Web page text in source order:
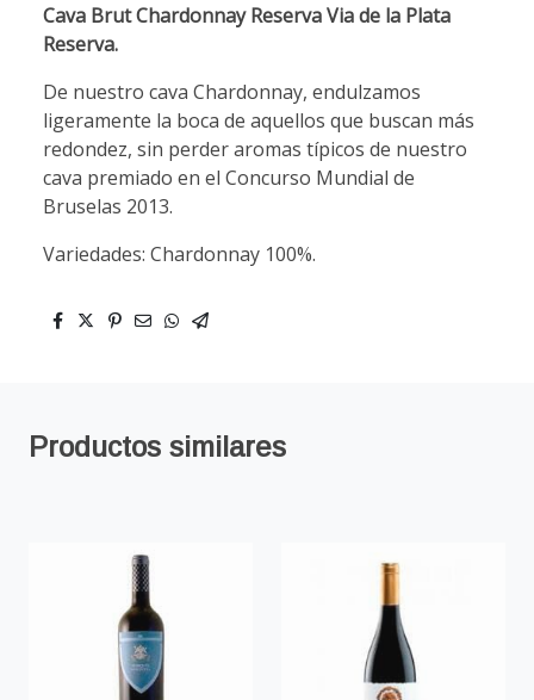
Cava Brut Chardonnay Reserva Via de la Plata
Reserva.
De nuestro cava Chardonnay, endulzamos
ligeramente la boca de aquellos que buscan más
redondez, sin perder aromas típicos de nuestro
cava premiado en el Concurso Mundial de
Bruselas 2013.
Variedades: Chardonnay 100%.
Productos similares